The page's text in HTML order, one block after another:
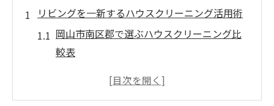
リビングを一新するハウスクリーニング活用術
岡山市南区郡で選ぶハウスクリーニング比
較表
リビングの頑固な汚れもプロの力で一掃